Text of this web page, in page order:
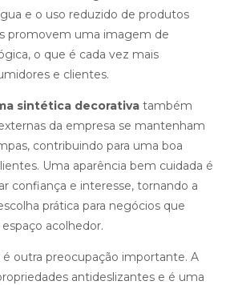
e o uso reduzido de produtos
promovem uma imagem de
o que é cada vez mais
e clientes.
sintética decorativa também
da empresa se mantenham
contribuindo para uma boa
Uma aparência bem cuidada é
confiança e interesse, tornando a
prática para negócios que
acolhedor.
é outra preocupação importante. A
antideslizantes e é uma